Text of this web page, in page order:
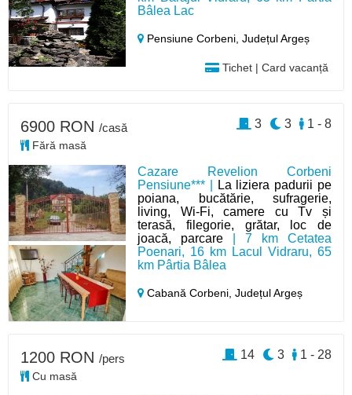
Bâlea Lac
Pensiune Corbeni,Județul Argeș
Tichet | Card vacanță
Cazare Revelion Corbeni
Pensiune*** |
La liziera padurii pe
poiana, bucătărie, sufragerie,
living, Wi-Fi, camere cu Tv și
terasă, filegorie, grătar, loc de
joacă, parcare | 7 km Cetatea
Poenari, 16 km Lacul Vidraru, 65
km Pârtia Bâlea
Cabană Corbeni,Județul Argeș
6900 RON /casă
Fără masă
1 - 8
3
3
1200 RON /pers
Cu masă
1 - 28
3
14